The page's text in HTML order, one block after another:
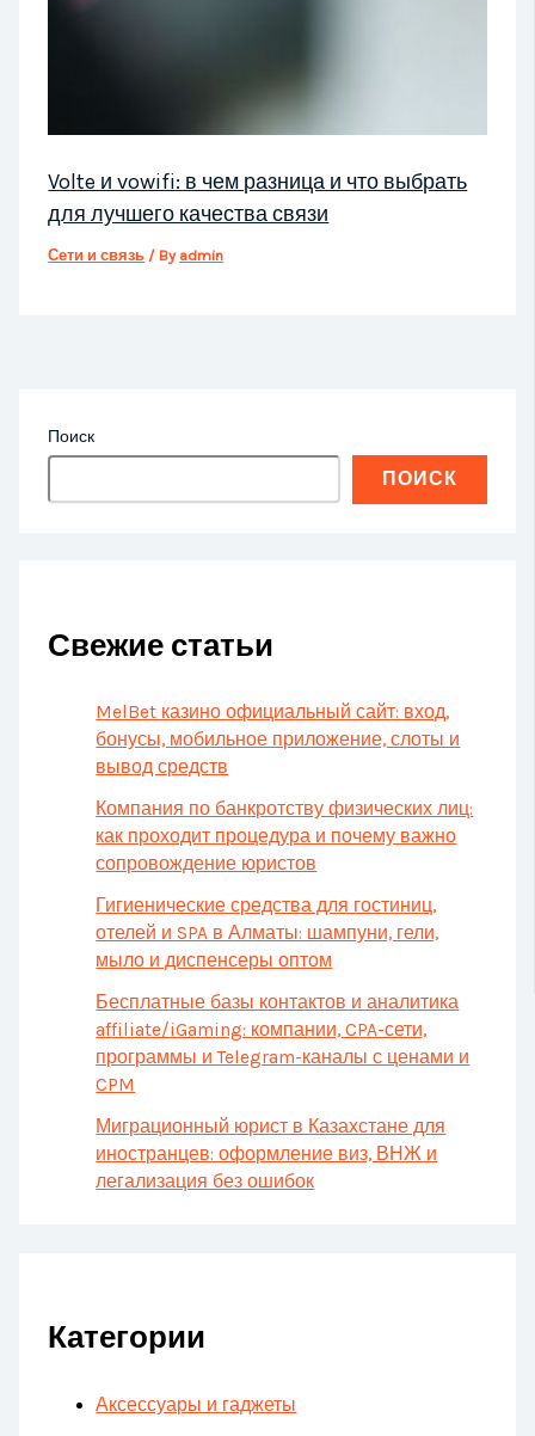
Volte и vowifi: в чем разница и что выбрать
для лучшего качества связи
Сети и связь / By admin
Поиск
ПОИСК
Свежие статьи
MelBet казино официальный сайт: вход,
бонусы, мобильное приложение, слоты и
вывод средств
Компания по банкротству физических лиц:
как проходит процедура и почему важно
сопровождение юристов
Гигиенические средства для гостиниц,
отелей и SPA в Алматы: шампуни, гели,
мыло и диспенсеры оптом
Бесплатные базы контактов и аналитика
affiliate/iGaming: компании, CPA-сети,
программы и Telegram-каналы с ценами и
CPM
Миграционный юрист в Казахстане для
иностранцев: оформление виз, ВНЖ и
легализация без ошибок
Категории
Аксессуары и гаджеты